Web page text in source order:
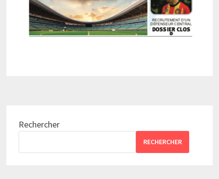
Rechercher
RECHERCHER